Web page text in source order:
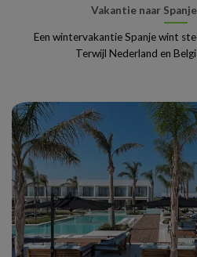
Vakantie naar
Een wintervakantie Spanje wint
Terwijl Nederland en